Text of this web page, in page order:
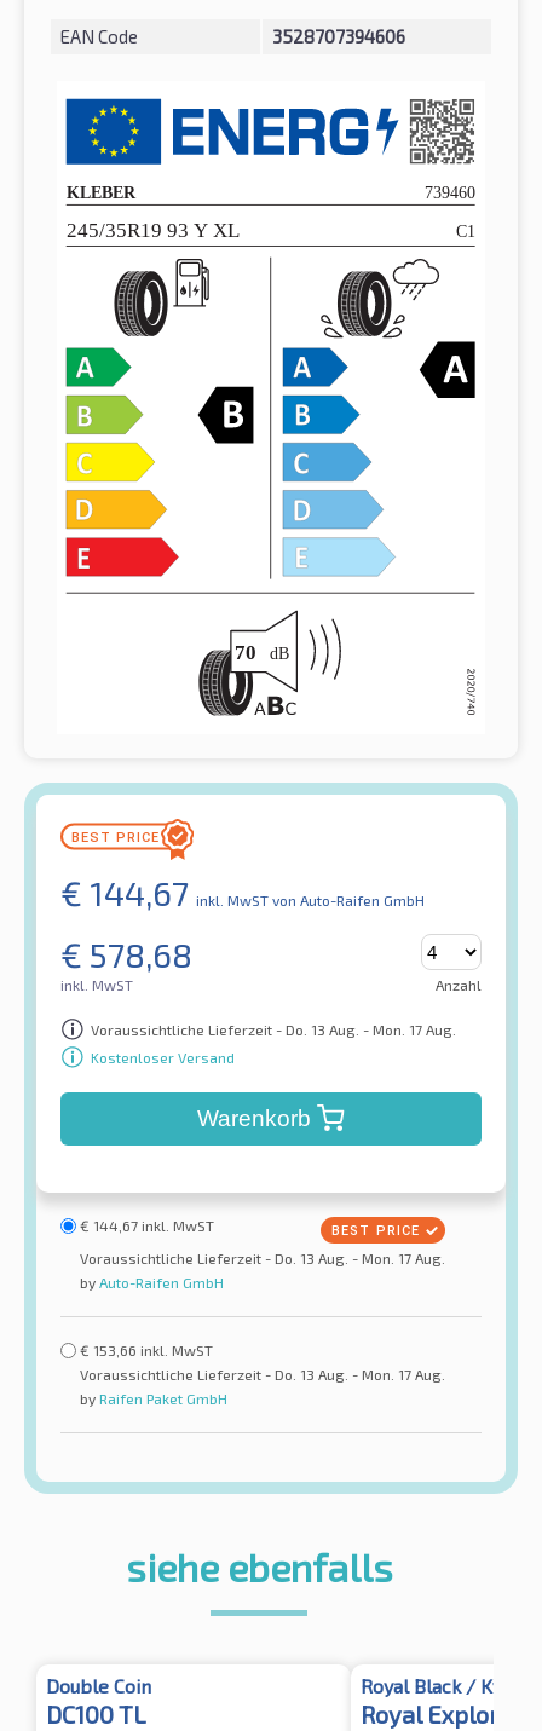
EAN Code 3528707394606
€ 144,67 inkl. MwST von Auto-Raifen GmbH
€ 578,68
inkl. MwST Anzahl
Voraussichtliche Lieferzeit - Do. 13 Aug. - Mon. 17 Aug.
Kostenloser Versand
Warenkorb
€ 144,67 inkl. MwST
Voraussichtliche Lieferzeit - Do. 13 Aug. - Mon. 17 Aug.
by Auto-Raifen GmbH
€ 153,66 inkl. MwST
Voraussichtliche Lieferzeit - Do. 13 Aug. - Mon. 17 Aug.
by Raifen Paket GmbH
siehe ebenfalls
Double Coin
DC100 TL
Royal Black / Kyoto
Royal Explorer